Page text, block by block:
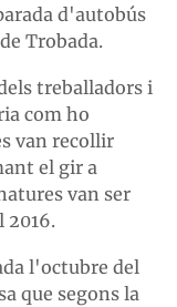
d'autobús
Trobada.
treballadors i
com ho
van recollir
el gir a
van ser
2016.
l'octubre del
que segons la